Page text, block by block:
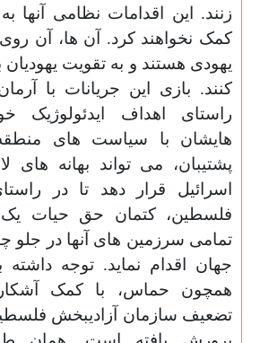
زنند. این اقدامات نظامی آنها
کمک نخواهند کرد. آن ها، آن روی
یهودی هستند و به تقویت یهودیان
کنند. بازی این جریانات با
راستای اهداف ایدئولوژیک
هایشان با سیاست های
پشتیبان، می تواند بهانه های
اسرائیل قرار دهد تا در
فلسطین، کتمان حق حیات
تمامی سرزمین های آنها در جلو
جهان اقدام نماید. توجه داشته
همچون حماس، با کمک آشکار
تضعیف سازمان آزادیبخش